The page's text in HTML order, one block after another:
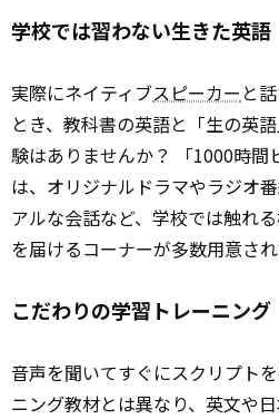
学校では習わない生きた英語
実際にネイティブスピーカー と
とき、教科書の英語と「生の英
験はありませんか？ 「1000時間
は、オリジナルドラマやラジオ
アルな会話など、学校では触れ
を届けるコーナーが多数用意され
こだわりの学習トレーニング
音声を聞いてすぐにスクリプト
ニング教材とは異なり、英文や